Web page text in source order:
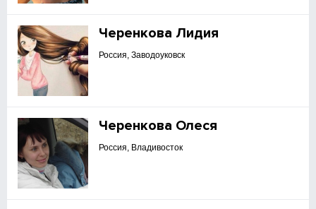
Черенкова Лидия
Россия, Заводоуковск
Черенкова Олеся
Россия, Владивосток